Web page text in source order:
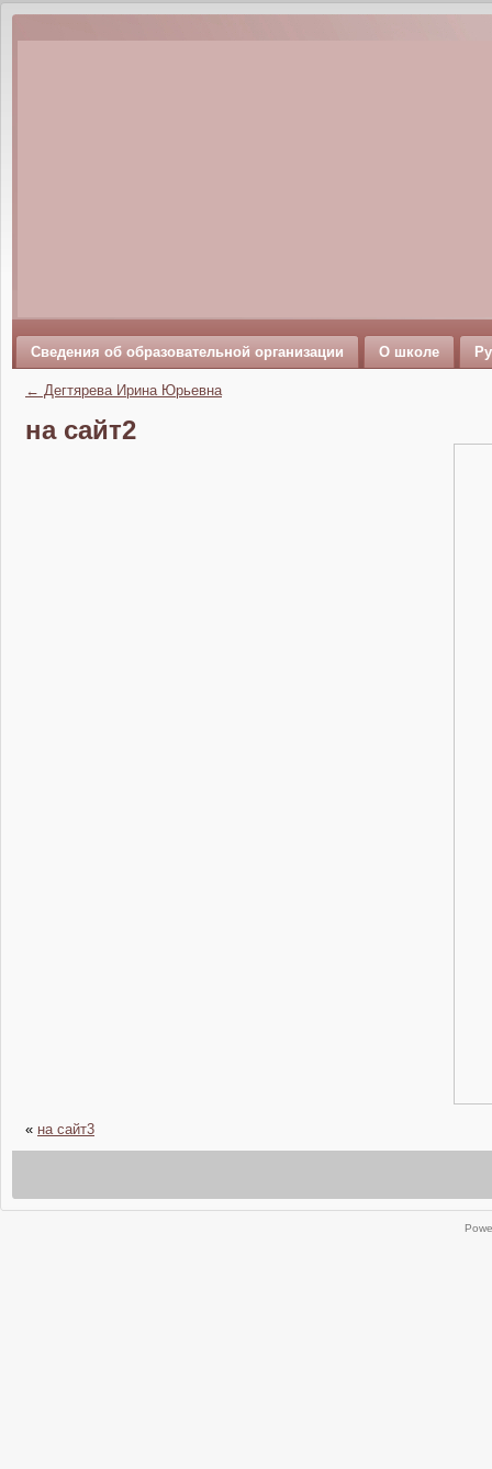
Сведения об образовательной организации О школе
← Дегтярева Ирина Юрьевна
на сайт2
« на сайт3